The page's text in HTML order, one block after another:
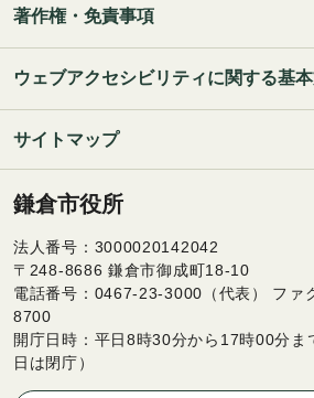
著作権・免責事項
ウェブアクセシビリティに関する基
サイトマップ
鎌倉市役所
法人番号：3000020142042
〒248-8686 鎌倉市御成町18-10
電話番号：0467-23-3000（代表） ファ
8700
開庁日時：平日8時30分から17時00分ま
日は閉庁）